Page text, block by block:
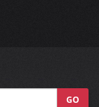
GO